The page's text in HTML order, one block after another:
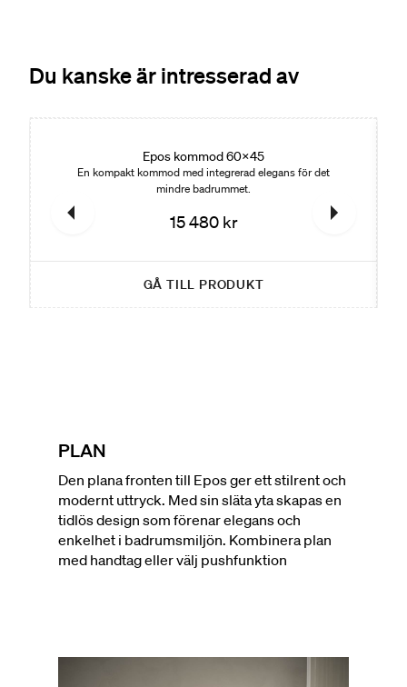
Du kanske är intresserad av
Epos kommod 60x45
En kompakt kommod med integrerad elegans för det
mindre badrummet.
15 480 kr
GÅ TILL PRODUKT
PLAN
Den plana fronten till Epos ger ett stilrent och
modernt uttryck. Med sin släta yta skapas en
tidlös design som förenar elegans och
enkelhet i badrumsmiljön. Kombinera plan
med handtag eller välj pushfunktion